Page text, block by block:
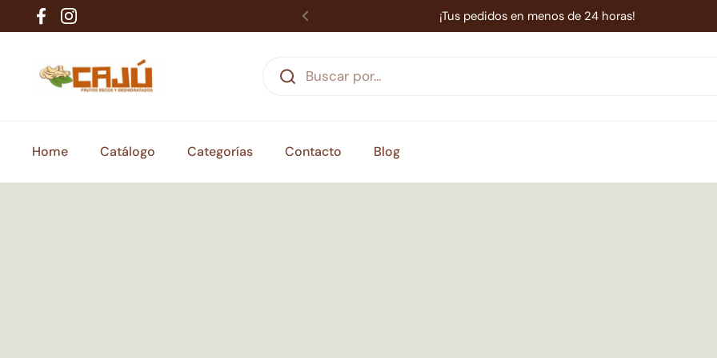
Ir al contenido
FacebookInstagram
¡Tus pedidos en menos de 24 horas!
Home Catálogo Categorías Contacto Blog